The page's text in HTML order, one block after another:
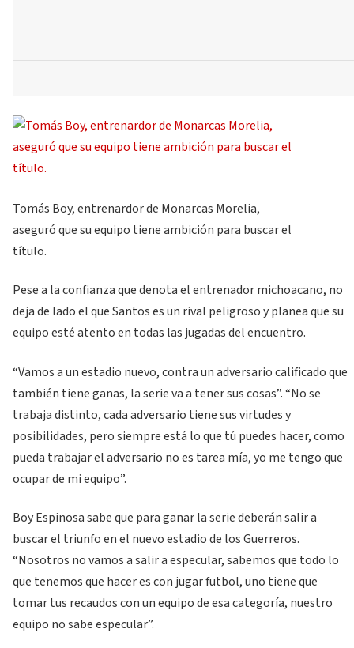
Tomás Boy, entrenardor de Monarcas Morelia,
aseguró que su equipo tiene ambición para buscar el
título.
Pese a la confianza que denota el entrenador michoacano, no
deja de lado el que Santos es un rival peligroso y planea que su
equipo esté atento en todas las jugadas del encuentro.
“Vamos a un estadio nuevo, contra un adversario calificado que
también tiene ganas, la serie va a tener sus cosas”. “No se
trabaja distinto, cada adversario tiene sus virtudes y
posibilidades, pero siempre está lo que tú puedes hacer, como
pueda trabajar el adversario no es tarea mía, yo me tengo que
ocupar de mi equipo”.
Boy Espinosa sabe que para ganar la serie deberán salir a
buscar el triunfo en el nuevo estadio de los Guerreros.
“Nosotros no vamos a salir a especular, sabemos que todo lo
que tenemos que hacer es con jugar futbol, uno tiene que
tomar tus recaudos con un equipo de esa categoría, nuestro
equipo no sabe especular”.